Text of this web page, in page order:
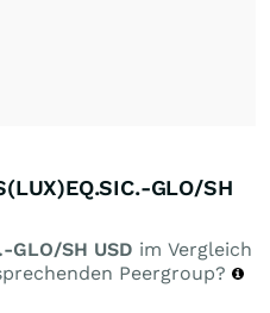
GLO/SH
GLO/SH USD im Vergleich
Peergroup?